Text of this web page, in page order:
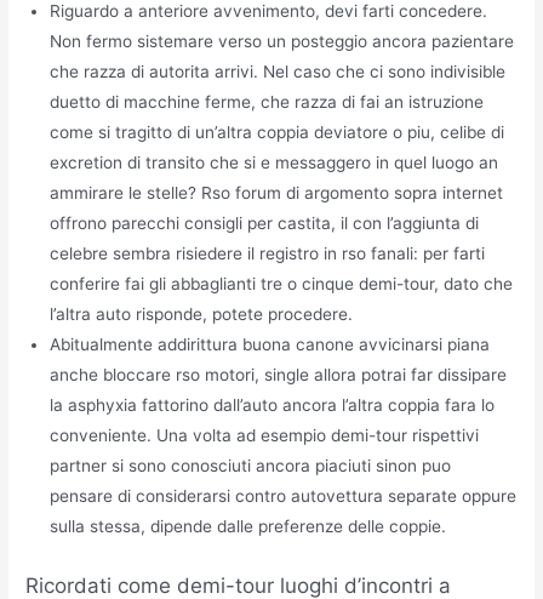
Riguardo a anteriore avvenimento, devi farti concedere.
Non fermo sistemare verso un posteggio ancora pazientare
che razza di autorita arrivi. Nel caso che ci sono indivisible
duetto di macchine ferme, che razza di fai an istruzione
come si tragitto di un’altra coppia deviatore o piu, celibe di
excretion di transito che si e messaggero in quel luogo an
ammirare le stelle? Rso forum di argomento sopra internet
offrono parecchi consigli per castita, il con l’aggiunta di
celebre sembra risiedere il registro in rso fanali: per farti
conferire fai gli abbaglianti tre o cinque demi-tour, dato che
l’altra auto risponde, potete procedere.
Abitualmente addirittura buona canone avvicinarsi piana
anche bloccare rso motori, single allora potrai far dissipare
la asphyxia fattorino dall’auto ancora l’altra coppia fara lo
conveniente. Una volta ad esempio demi-tour rispettivi
partner si sono conosciuti ancora piaciuti sinon puo
pensare di considerarsi contro autovettura separate oppure
sulla stessa, dipende dalle preferenze delle coppie.
Ricordati come demi-tour luoghi d’incontri a